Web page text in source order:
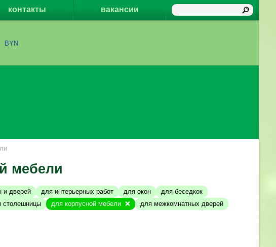
контакты вакансии
BYN
мебели
и дверей для интерьерных работ для окон
для беседкок
столешницы для корпусной мебели
для межкомнатных дверей